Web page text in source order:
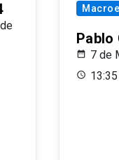
Pablo
7 de